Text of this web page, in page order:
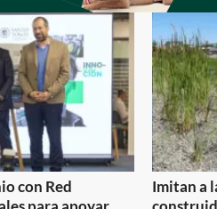
con Red
Imitan a